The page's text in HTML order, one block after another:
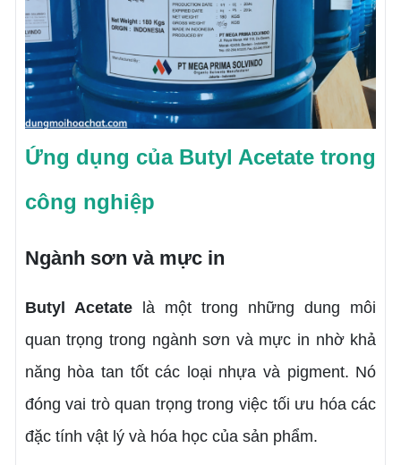
Ứng dụng của Butyl Acetate trong
công nghiệp
Ngành sơn và mực in
Butyl Acetatelà một trong những dung môi
quan trọng trong ngành sơn và mực in nhờ khả
năng hòa tan tốt các loại nhựa và pigment. Nó
đóng vai trò quan trọng trong việc tối ưu hóa các
đặc tính vật lý và hóa học của sản phẩm.